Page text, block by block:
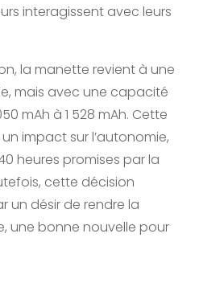
interagissent avec leurs
la manette revient à une
mais avec une capacité
mAh à 1 528 mAh. Cette
impact sur l’autonomie,
heures promises par la
cette décision
un désir de rendre la
une bonne nouvelle pour